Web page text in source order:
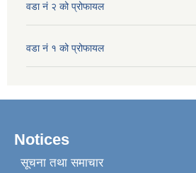
वडा नं २ को प्रोफायल
वडा नं १ को प्रोफायल
Notices
सूचना तथा समाचार